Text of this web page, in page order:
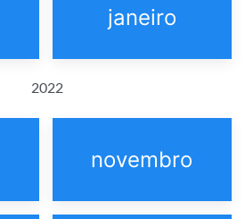
janeiro
2022
novembro